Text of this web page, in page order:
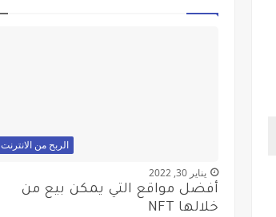
الربح من الانترنت
يناير 30, 2022
أفضل مواقع التي يمكن بيع من
خلالها NFT